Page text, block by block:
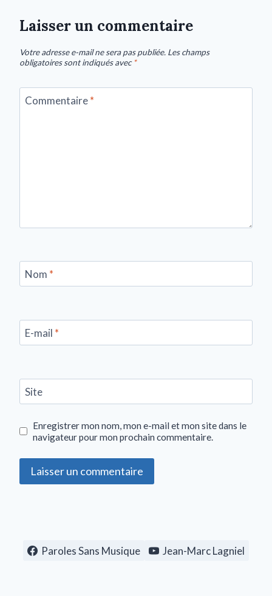
Laisser un commentaire
Votre adresse e-mail ne sera pas publiée. Les champs
obligatoires sont indiqués avec*
Commentaire*
Nom *
E-mail *
Site
Enregistrer mon nom, mon e-mail et mon site dans le
navigateur pour mon prochain commentaire.
Paroles Sans Musique Jean-Marc Lagniel